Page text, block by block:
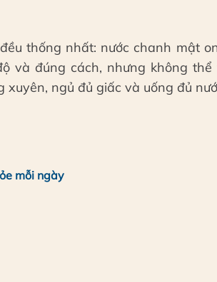
thống nhất: nước chanh mật
và đúng cách, nhưng không
xuyên, ngủ đủ giấc và uống đủ
mỗi ngày